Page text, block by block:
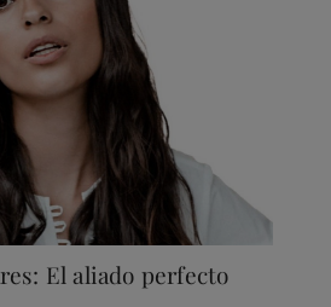
El aliado perfecto